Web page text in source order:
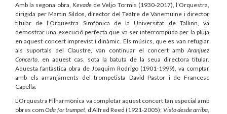
Amb la segona obra, Kevadede Veljo Tormis (1930-2017), l’Orquestra,
dirigida per Martin Sildos, director del Teatre de Vanemuine i director
titular de l’Orquestra Simfònica de la Universitat de Tallinn, va
demostrar una execució perfecta que va ser interrompuda per la pluja
en aquest concert imprevist i dinàmic. Els músics, que es van refugiar
als suportals del Claustre, van continuar el concert ambAranjuez
Concerto, en aquest cas, sota la batuta de la seua directora titular.
Aquesta fantàstica obra de Joaquim Rodrigo (1901-1999), va comptar
amb els arranjaments del trompetista David Pastor i de Francesc
Capella.
L’Orquestra Filharmònica va completar aquest concert tan especial amb
obres comOda for trumpet, d’Alfred Reed (1921-2005); Visto desde arriba,